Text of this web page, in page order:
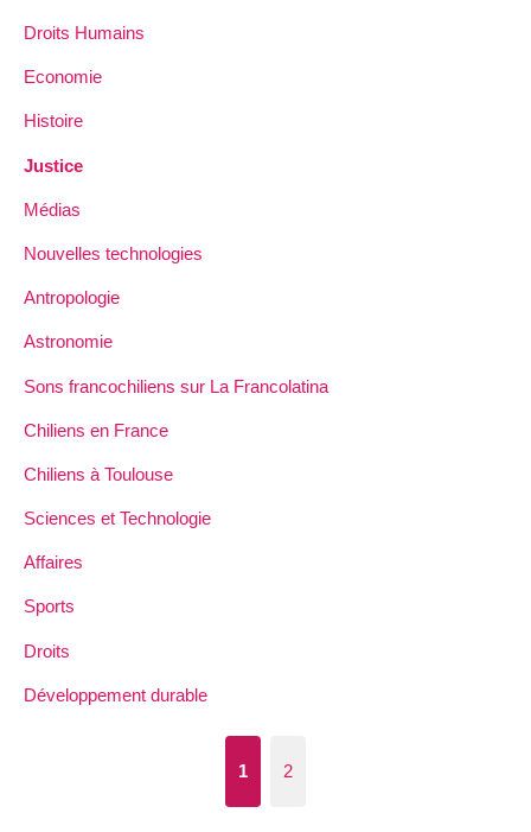
Droits Humains
Economie
Histoire
Justice
Médias
Nouvelles technologies
Antropologie
Astronomie
Sons francochiliens sur La Francolatina
Chiliens en France
Chiliens à Toulouse
Sciences et Technologie
Affaires
Sports
Droits
Développement durable
1 2